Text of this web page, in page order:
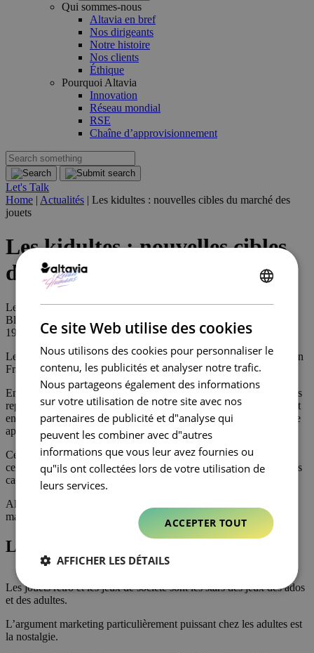
Qui sommes-nous
Altavia en bref
Nos dirigeants
Notre histoire
Nos clients
Éthique
Pourquoi Altavia
Innovation
Réseau mondial
RSE
Chaîne d’approvisionnement
Let's Talk
Home | Actualités | Les kidultes : nouvelles cibles du marché des
jouets
Les kidultes : nouvelles cibles
du marché des jouets
Les kidultes : nouvelles cibles du marché des jouets
Blog
19 décembre 2022
Les kidultes, volent la vedette aux enfants sur le marché du jouet en
France en cette période de Noël.
En 2022, la part d’achats de jouets par des adultes pour eux-mêmes
représente près de 30% du marché global des jouets en France, soit
environ 1 milliard d’euros. Et cette part ne fait qu’augmenter année
après année.
Cependant, avec la crise économique, la tendance est à se serrer la
ceinture et les adultes envisagent donc plus largement d’acheter des
cadeaux « utiles ».
Alors les jouets pour adultes : une véritable opportunité pour le
marché ?
Le père Noël au service des adultes
Les jouets rétro et les jeux de société sont les stars des jeux des ados
et des adultes.
L’argument marketing particulièrement puissant chez les adultes est
la nostalgie.
Ce site Web utilise des cookies
Nous utilisons des cookies pour personnaliser le
contenu, les publicités et analyser notre trafic.
Nous partageons également des informations
sur votre utilisation de notre site avec nos
partenaires de publicité et d"analyse qui
peuvent les combiner avec d"autres
informations que vous leur avez fournies ou
qu"ils ont collectées lors de votre utilisation de
leurs services.
ACCEPTER TOUT
AFFICHER LES DÉTAILS